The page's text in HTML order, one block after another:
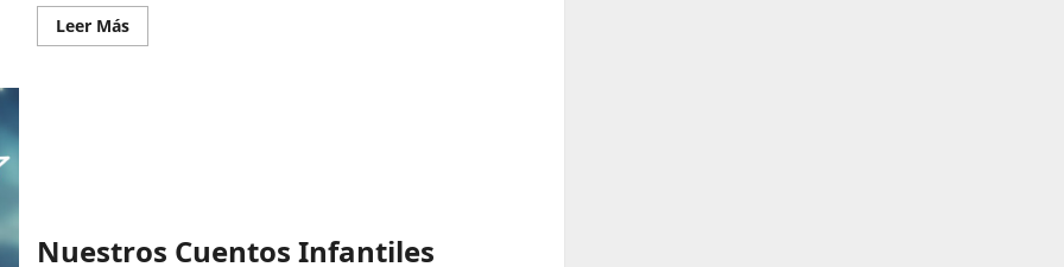
Leer MásLeer
más
Nuestros Cuentos Infantiles